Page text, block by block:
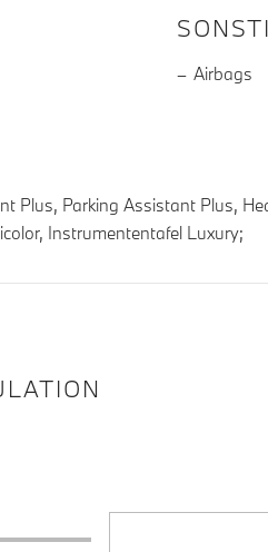
Airbags
Plus, Parking Assistant Plus,
Instrumententafel Luxury;